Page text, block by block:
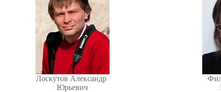
Лоскутов Александр
Юрьевич